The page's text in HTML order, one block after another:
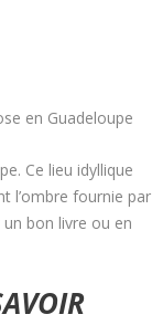
en Guadeloupe
Ce lieu idyllique
l’ombre fournie par
un bon livre ou en